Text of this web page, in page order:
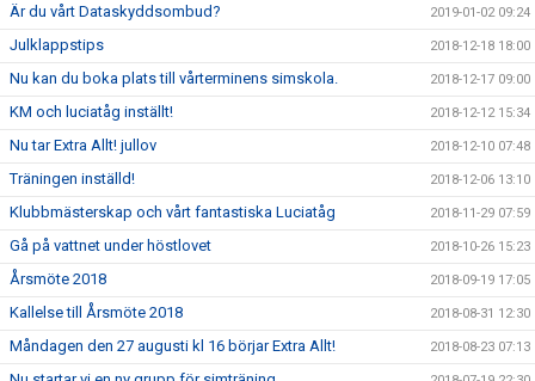
Är du vårt Dataskyddsombud? 2019-01-02 09:24
Julklappstips 2018-12-18 18:00
Nu kan du boka plats till vårterminens simskola. 2018-12-17 09:00
KM och luciatåg inställt! 2018-12-12 15:34
Nu tar Extra Allt! jullov 2018-12-10 07:48
Träningen inställd! 2018-12-06 13:10
Klubbmästerskap och vårt fantastiska Luciatåg 2018-11-29 07:59
Gå på vattnet under höstlovet 2018-10-26 15:23
Årsmöte 2018 2018-09-19 17:05
Kallelse till Årsmöte 2018 2018-08-31 12:30
Måndagen den 27 augusti kl 16 börjar Extra Allt! 2018-08-23 07:13